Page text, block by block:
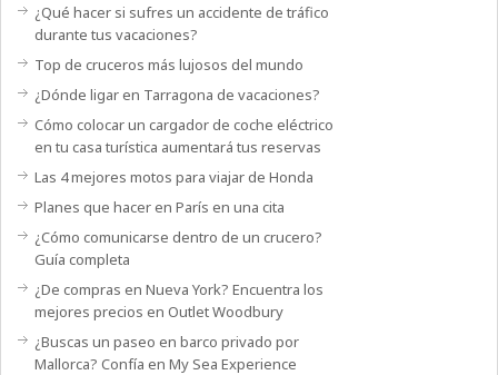
¿Qué hacer si sufres un accidente de tráfico
durante tus vacaciones?
Top de cruceros más lujosos del mundo
¿Dónde ligar en Tarragona de vacaciones?
Cómo colocar un cargador de coche eléctrico
en tu casa turística aumentará tus reservas
Las 4 mejores motos para viajar de Honda
Planes que hacer en París en una cita
¿Cómo comunicarse dentro de un crucero?
Guía completa
¿De compras en Nueva York? Encuentra los
mejores precios en Outlet Woodbury
¿Buscas un paseo en barco privado por
Mallorca? Confía en My Sea Experience